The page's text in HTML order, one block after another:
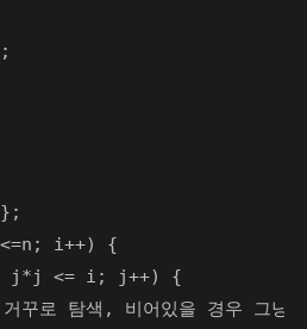
i++) {
j*j <= i; j++) {
꾸로 탐색, 비어있을 경우 그냥